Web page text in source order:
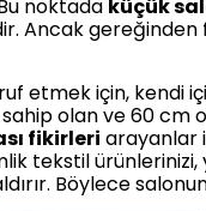
noktada küçük
Ancak
için, kendi
olan ve 60 cm
fikirleri arayanlar
tekstil
Böylece